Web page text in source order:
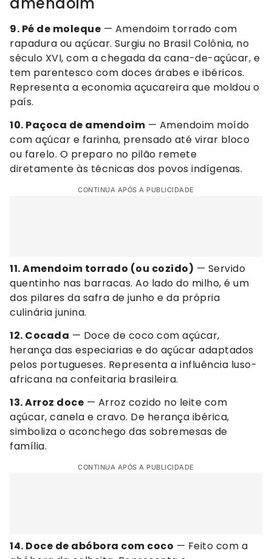
9. Pé de moleque — Amendoim torrado com
rapadura ou açúcar. Surgiu no Brasil Colônia, no
século XVI, com a chegada da cana-de-açúcar, e
tem parentesco com doces árabes e ibéricos.
Representa a economia açucareira que moldou o
país.
10. Paçoca de amendoim — Amendoim moído
com açúcar e farinha, prensado até virar bloco
ou farelo. O preparo no pilão remete
diretamente às técnicas dos povos indígenas.
CONTINUA APÓS A PUBLICIDADE
11. Amendoim torrado (ou cozido) — Servido
quentinho nas barracas. Ao lado do milho, é um
dos pilares da safra de junho e da própria
culinária junina.
12. Cocada — Doce de coco com açúcar,
herança das especiarias e do açúcar adaptados
pelos portugueses. Representa a influência luso-
africana na confeitaria brasileira.
13. Arroz doce — Arroz cozido no leite com
açúcar, canela e cravo. De herança ibérica,
simboliza o aconchego das sobremesas de
família.
CONTINUA APÓS A PUBLICIDADE
14. Doce de abóbora com coco — Feito com a